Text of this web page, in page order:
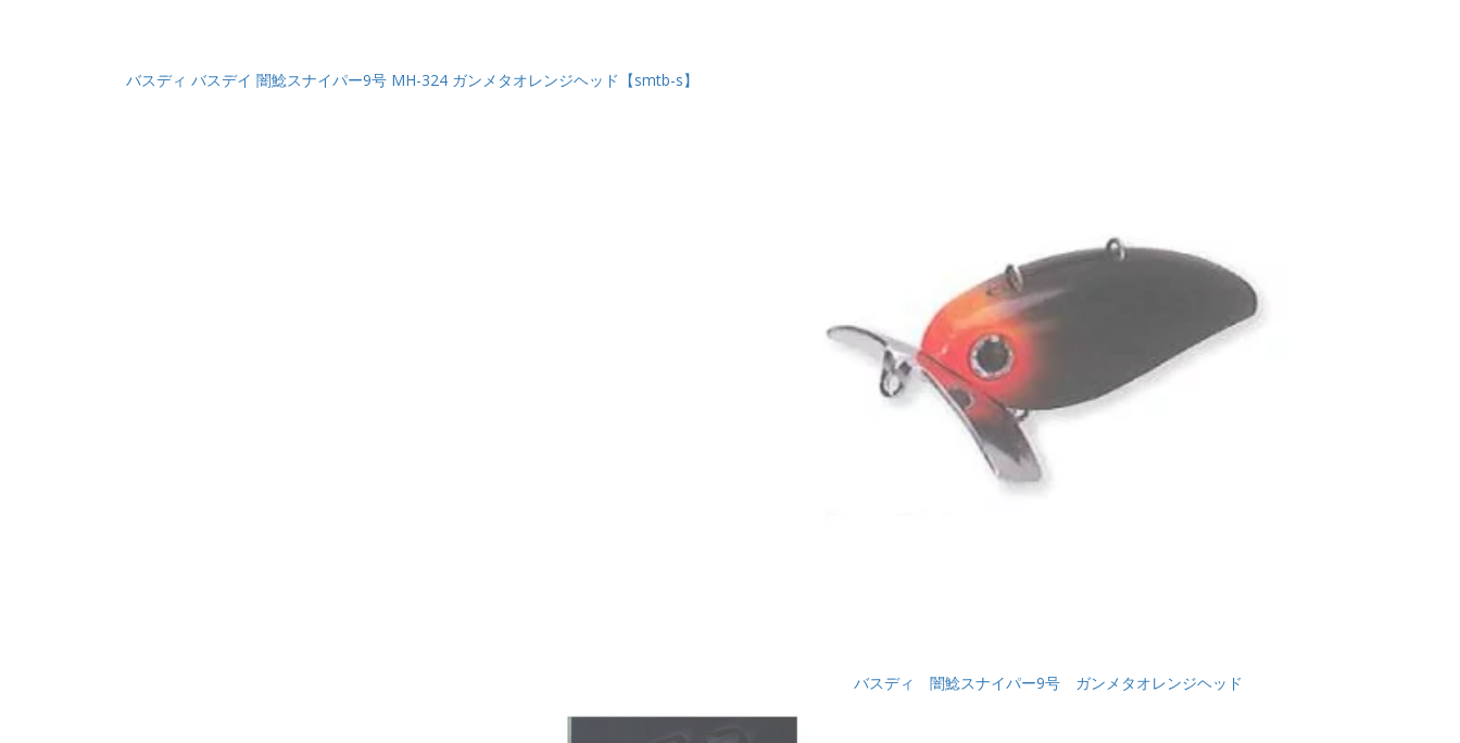
バスディ バスデイ 闇鯰スナイパー9号 MH-324 ガンメタオレンジヘッド【smtb-s】
バスディ 闇鯰スナイパー9号 ガンメタオレンジヘッド